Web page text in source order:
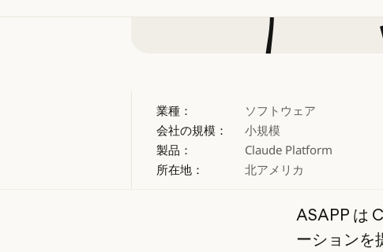
業種：
ソフトウェア
会社の規模：
小規模
製品：
Claude Platform
所在地：
北アメリカ
ASAPP は
ーションを